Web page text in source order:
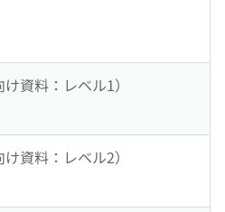
資料：レベル1）
資料：レベル2）